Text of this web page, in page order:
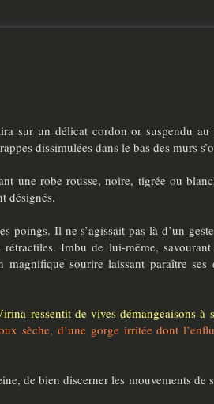
sur un délicat cordon or suspendu au
dissimulées dans le bas des murs
une robe rousse, noire, tigrée ou
désignés.
poings. Il ne s’agissait pas là d’un
Imbu de lui-même,
sourire laissant paraître ses
ressentit de vives démangeaisons à
sèche, d’une gorge irritée dont
de bien discerner les mouvements de